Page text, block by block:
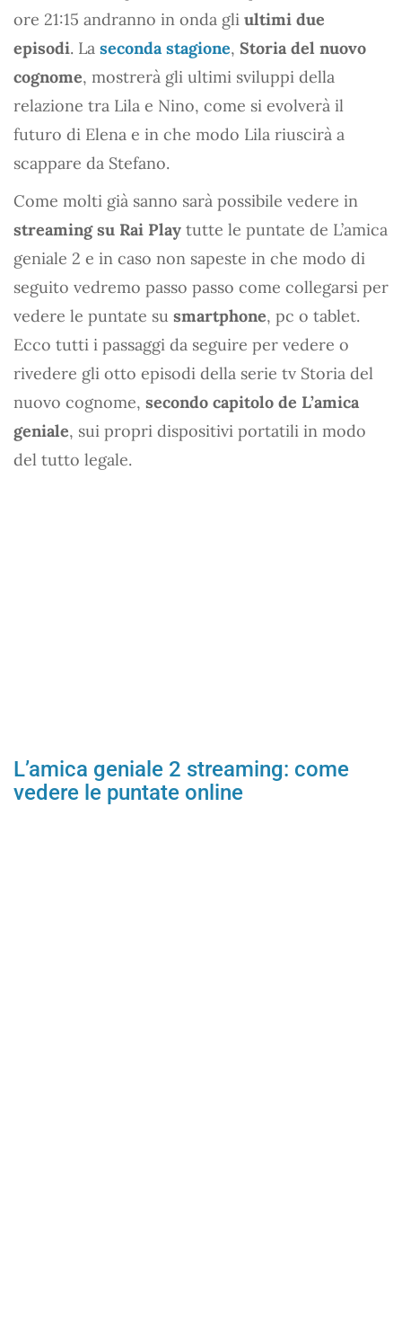
ore 21:15 andranno in onda gli ultimi due
episodi. La seconda stagione, Storia del nuovo
cognome, mostrerà gli ultimi sviluppi della
relazione tra Lila e Nino, come si evolverà il
futuro di Elena e in che modo Lila riuscirà a
scappare da Stefano.
Come molti già sanno sarà possibile vedere in
streaming su Rai Play tutte le puntate de L’amica
geniale 2 e in caso non sapeste in che modo di
seguito vedremo passo passo come collegarsi per
vedere le puntate su smartphone, pc o tablet.
Ecco tutti i passaggi da seguire per vedere o
rivedere gli otto episodi della serie tv Storia del
nuovo cognome, secondo capitolo de L’amica
geniale, sui propri dispositivi portatili in modo
del tutto legale.
L’amica geniale 2 streaming: come
vedere le puntate online